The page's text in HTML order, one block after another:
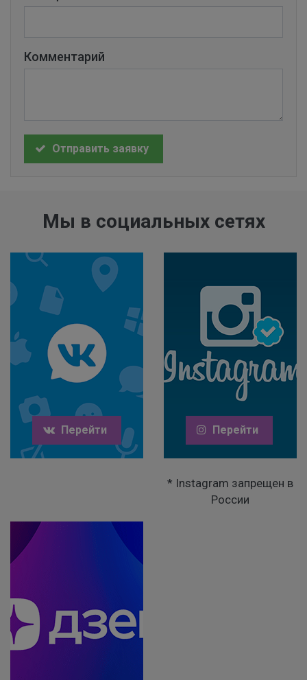
Комментарий
Отправить заявку
Мы в социальных сетях
Перейти Перейти
* Instagram запрещен в
России